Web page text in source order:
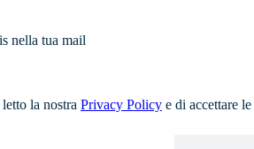
nella tua mail
la nostra Privacy Policy e di accettare le